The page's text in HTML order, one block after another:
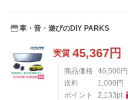
車・音・遊びのDIY PARKS
実質 45,367円
商品価格 46,500円
送料
1,000円
ポイント
2,133pt